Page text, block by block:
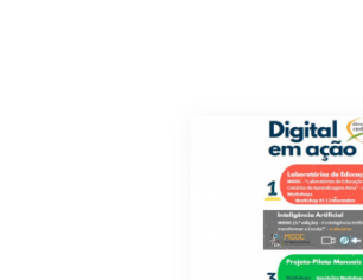
Páginas